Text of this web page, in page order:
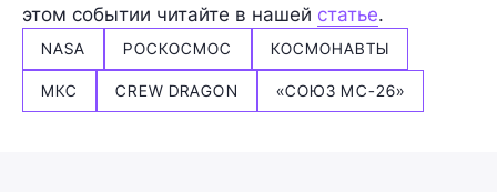
этом событии читайте в нашей статье.
NASA РОСКОСМОС КОСМОНАВТЫ
МКС CREW DRAGON «СОЮЗ МС-26»